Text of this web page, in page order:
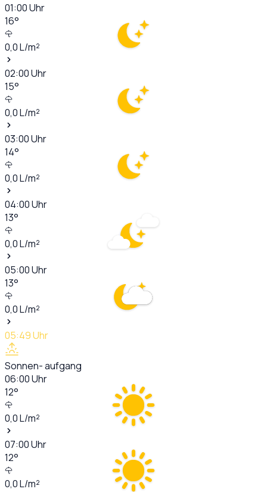
01:00Uhr
16°
0,0L/m²
02:00Uhr
15°
0,0L/m²
03:00Uhr
14°
0,0L/m²
04:00Uhr
13°
0,0L/m²
05:00Uhr
13°
0,0L/m²
05:49Uhr
Sonnen- aufgang
06:00Uhr
12°
0,0L/m²
07:00Uhr
12°
0,0L/m²